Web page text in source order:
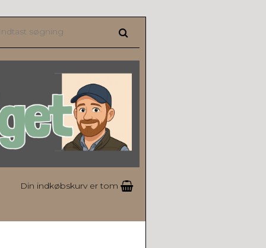
Din indkøbskurv er tom